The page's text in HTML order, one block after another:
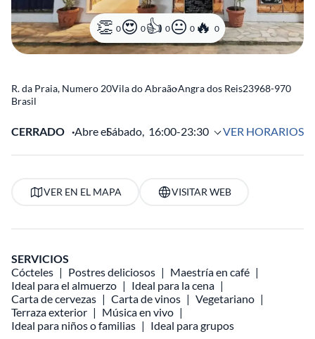
0 0 0 0 0
R. da Praia, Numero 20Vila do Abraão-Angra dos Reis23968-970
Brasil
CERRADO Abre elSábado, 16:00-23:30 VER HORARIOS
VER EN EL MAPA VISITAR WEB
SERVICIOS
Cócteles
Postres deliciosos
Maestría en café
Ideal para el almuerzo
Ideal para la cena
Carta de cervezas
Carta de vinos
Vegetariano
Terraza exterior
Música en vivo
Ideal para niños o familias
Ideal para grupos